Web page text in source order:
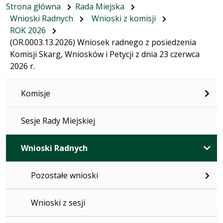
Strona główna
Rada Miejska
Wnioski Radnych
Wnioski z komisji
ROK 2026
(OR.0003.13.2026) Wniosek radnego z posiedzenia
Komisji Skarg, Wniosków i Petycji z dnia 23 czerwca
2026 r.
Komisje
Sesje Rady Miejskiej
Wnioski Radnych
Pozostałe wnioski
Wnioski z sesji